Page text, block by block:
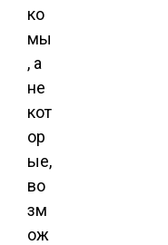
ко
мы
, а
не
кот
ор
ые,
во
зм
ож